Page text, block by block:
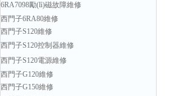
6RA7098勵(lì)磁故障維修
西門子6RA80維修
西門子S120維修
西門子S120控制器維修
西門子S120電源維修
西門子G120維修
西門子G150維修